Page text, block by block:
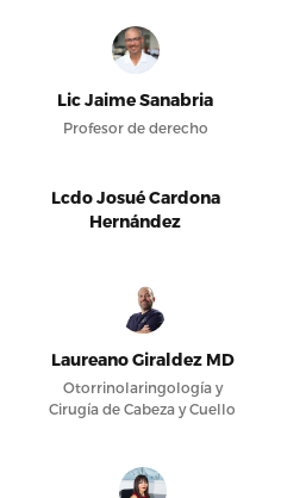
Lic Jaime Sanabria
Profesor de derecho
Lcdo Josué Cardona
Hernández
Laureano Giraldez MD
Otorrinolaringología y
Cirugía de Cabeza y Cuello